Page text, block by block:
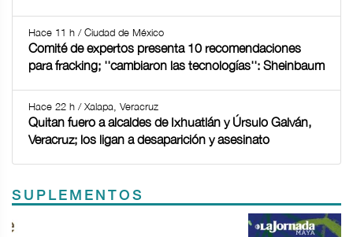
Hace 11 h / Ciudad de México
Comité de expertos presenta 10 recomendaciones
para fracking; ''cambiaron las tecnologías'': Sheinbaum
Hace 22 h / Xalapa, Veracruz
Quitan fuero a alcaldes de Ixhuatlán y Úrsulo Galván,
Veracruz; los ligan a desaparición y asesinato
SUPLEMENTOS